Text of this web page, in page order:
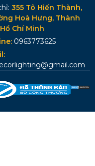
355 Tô Hiến Thành,
Hoà Hưng, Thành
Chí Minh
0963773625